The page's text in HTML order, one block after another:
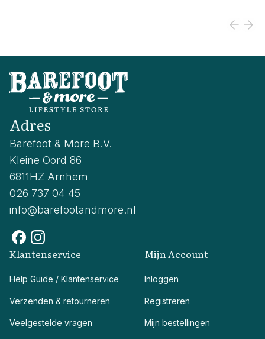
Adres
Barefoot & More B.V.
Kleine Oord 86
6811HZ Arnhem
026 737 04 45
info@barefootandmore.nl
Klantenservice
Help Guide / Klantenservice
Verzenden & retourneren
Veelgestelde vragen
Mijn Account
Inloggen
Registreren
Mijn bestellingen